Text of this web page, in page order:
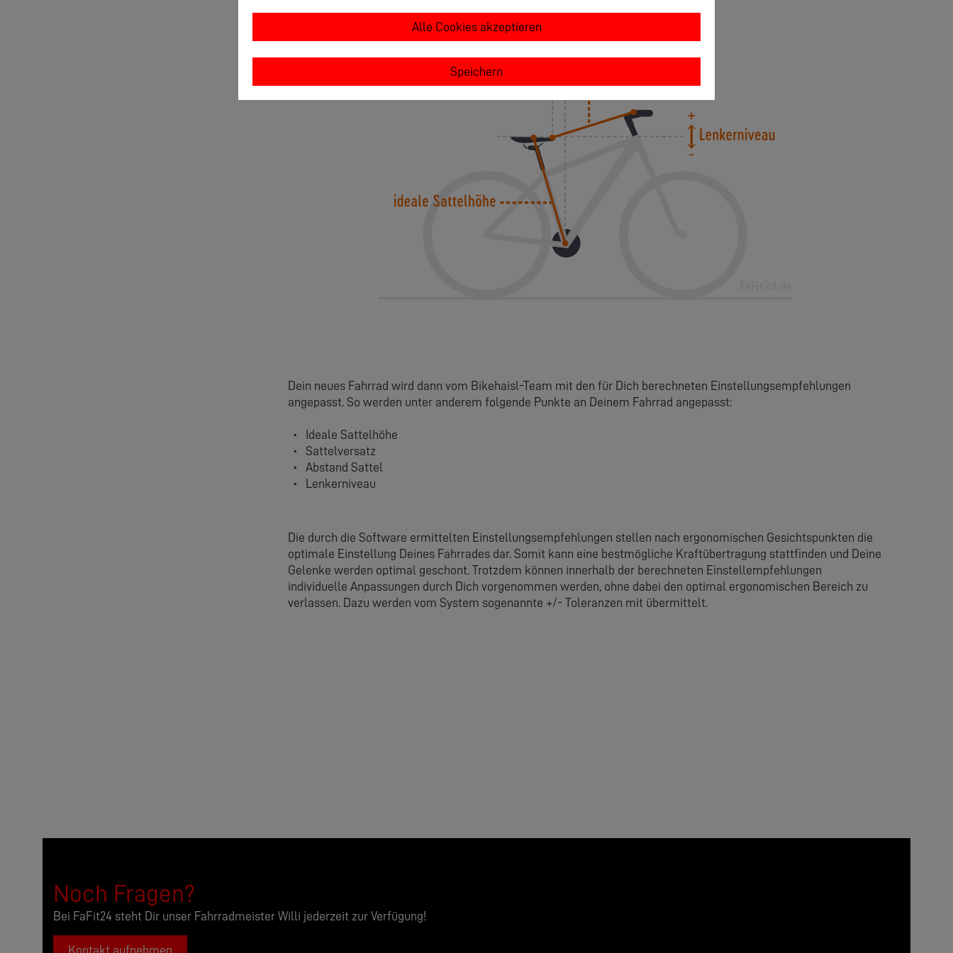
Dein neues Fahrrad wird dann vom Bikehaisl-Team mit den für Dich berechneten Einstellungsempfehlungen
angepasst. So werden unter anderem folgende Punkte an Deinem Fahrrad angepasst:
Ideale Sattelhöhe
Sattelversatz
Abstand Sattel
Lenkerniveau
Die durch die Software ermittelten Einstellungsempfehlungen stellen nach ergonomischen Gesichtspunkten die
optimale Einstellung Deines Fahrrades dar. Somit kann eine bestmögliche Kraftübertragung stattfinden und Deine
Gelenke werden optimal geschont. Trotzdem können innerhalb der berechneten Einstellempfehlungen
individuelle Anpassungen durch Dich vorgenommen werden, ohne dabei den optimal ergonomischen Bereich zu
verlassen. Dazu werden vom System sogenannte +/- Toleranzen mit übermittelt.
Noch Fragen?
Bei FaFit24 steht Dir unser Fahrradmeister Willi jederzeit zur Verfügung!
Kontakt aufnehmen
Alle Cookies akzeptieren
Speichern